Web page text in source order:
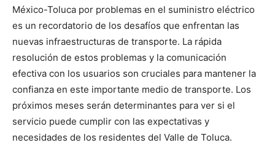
México-Toluca por problemas en el suministro eléctrico
es un recordatorio de los desafíos que enfrentan las
nuevas infraestructuras de transporte. La rápida
resolución de estos problemas y la comunicación
efectiva con los usuarios son cruciales para mantener la
confianza en este importante medio de transporte. Los
próximos meses serán determinantes para ver si el
servicio puede cumplir con las expectativas y
necesidades de los residentes del Valle de Toluca.